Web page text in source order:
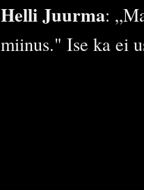
Helli Juurma:
miinus." Ise ka ei